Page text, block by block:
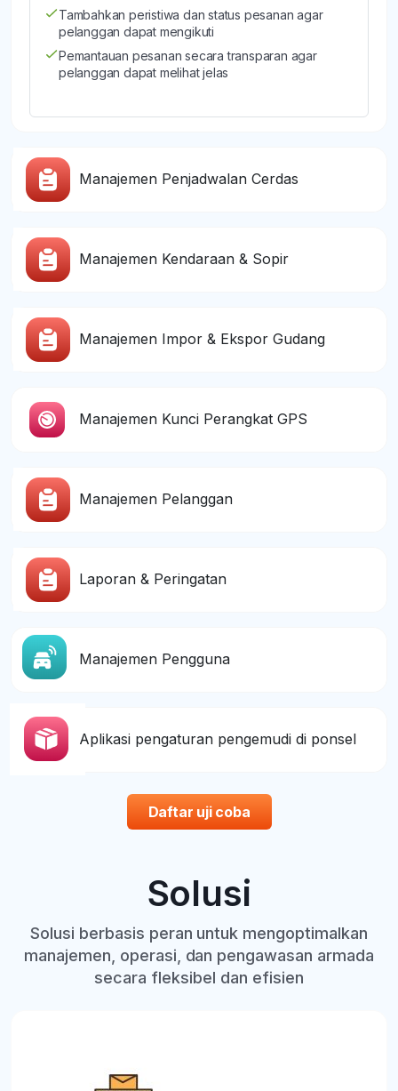
Tambahkan peristiwa dan status pesanan agar
pelanggan dapat mengikuti
Pemantauan pesanan secara transparan agar
pelanggan dapat melihat jelas
Manajemen Penjadwalan Cerdas
Manajemen Kendaraan & Sopir
Manajemen Impor & Ekspor Gudang
Manajemen Kunci Perangkat GPS
Manajemen Pelanggan
Laporan & Peringatan
Manajemen Pengguna
Aplikasi pengaturan pengemudi di ponsel
Daftar uji coba
Solusi
Solusi berbasis peran untuk mengoptimalkan
manajemen, operasi, dan pengawasan armada
secara fleksibel dan efisien